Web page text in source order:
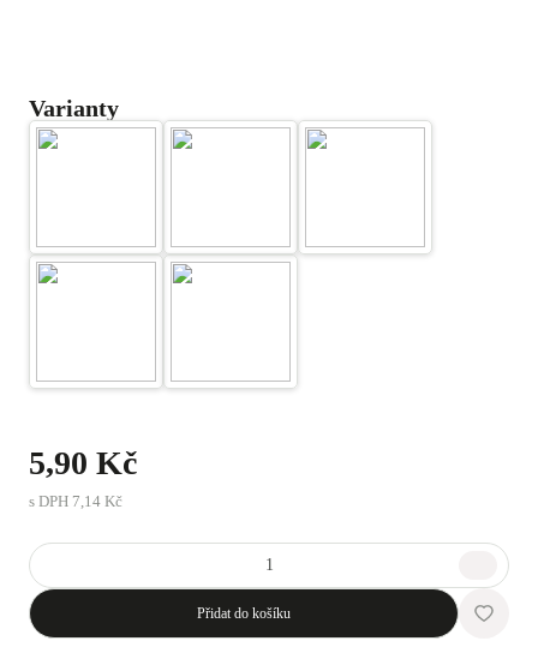
Varianty
5,90 Kč
s DPH 7,14 Kč
Přidat do košíku